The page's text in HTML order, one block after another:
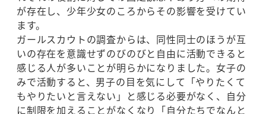
が存在し、少年少女のころからその影響を受けてい
ます。
ガールスカウトの調査からは、同性同士のほうが互
いの存在を意識せずのびのびと自由に活動できると
感じる人が多いことが明らかになりました。女子の
みで活動すると、男子の目を気にして「やりたくて
もやりたいと言えない」と感じる必要がなく、自分
に制限を加えることがなくなり「自分たちでなんと